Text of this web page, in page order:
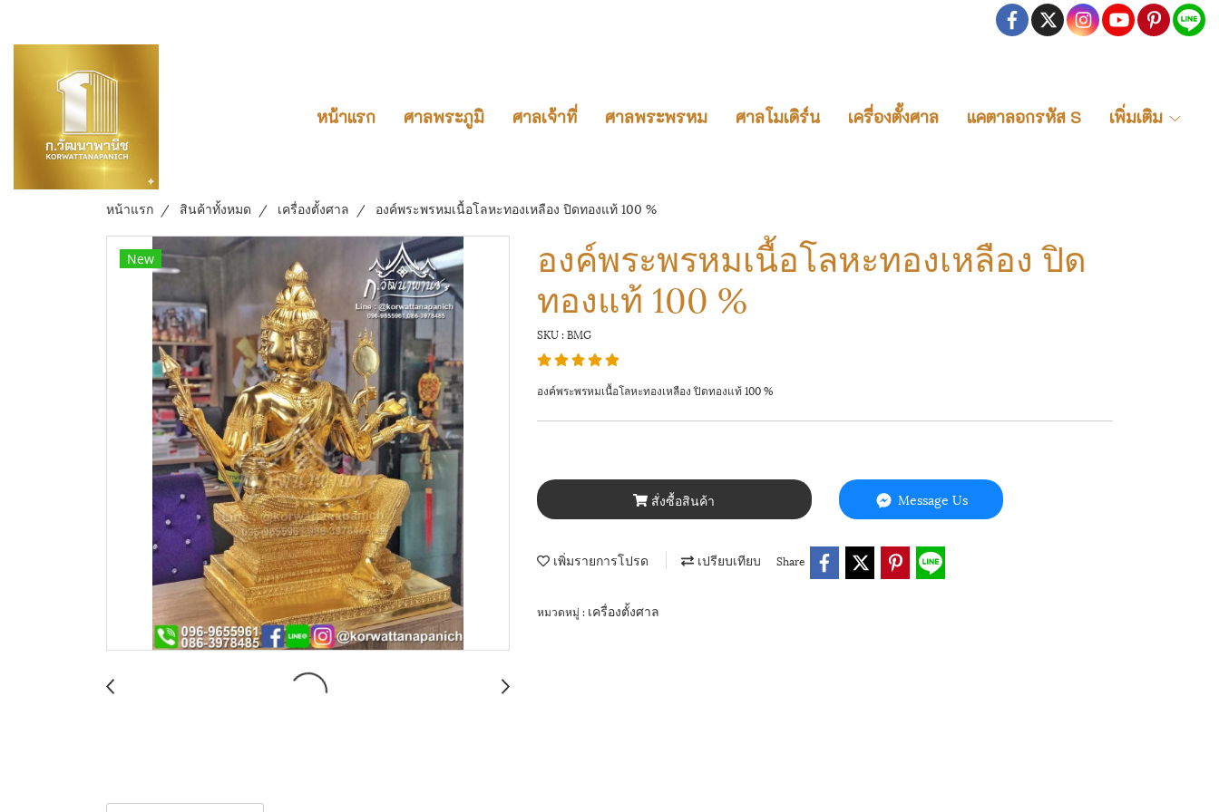
หน้าแรก ศาลพระภูมิ ศาลเจ้าที่ ศาลพระพรหม ศาลโมเดิร์น เครื่องตั้งศาล แคตาลอกรหัส S เพิ่มเติม
หน้าแรก สินค้าทั้งหมด เครื่องตั้งศาล องค์พระพรหมเนื้อโลหะทองเหลือง ปิดทองแท้ 100 %
New องค์พระพรหมเนื้อโลหะทองเหลือง ปิด
ทองแท้ 100 %
SKU : BMG
องค์พระพรหมเนื้อโลหะทองเหลือง ปิดทองแท้ 100 %
สั่งซื้อสินค้า Message Us
เพิ่มรายการโปรด เปรียบเทียบ Share
หมวดหมู่ : เครื่องตั้งศาล